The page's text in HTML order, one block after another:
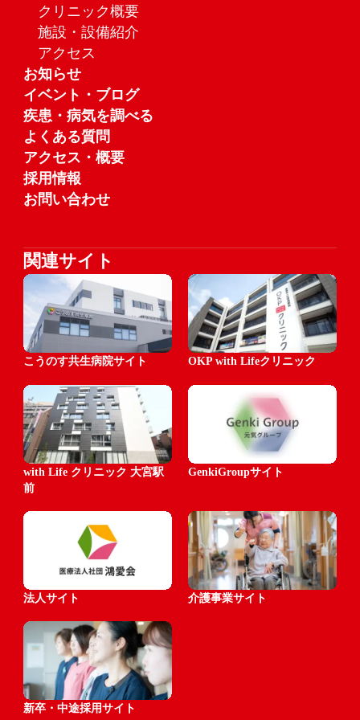
クリニック概要
施設・設備紹介
アクセス
お知らせ
イベント・ブログ
疾患・病気を調べる
よくある質問
アクセス・概要
採用情報
お問い合わせ
関連サイト
こうのす共生病院サイト OKP with Lifeクリニック
with Life クリニック 大宮駅
前
GenkiGroupサイト
法人サイト 介護事業サイト
新卒・中途採用サイト